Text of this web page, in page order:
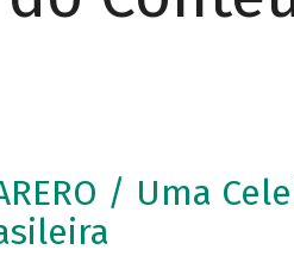
/ Uma